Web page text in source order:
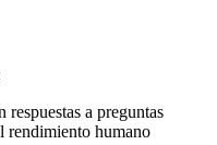
respuestas a preguntas
rendimiento humano